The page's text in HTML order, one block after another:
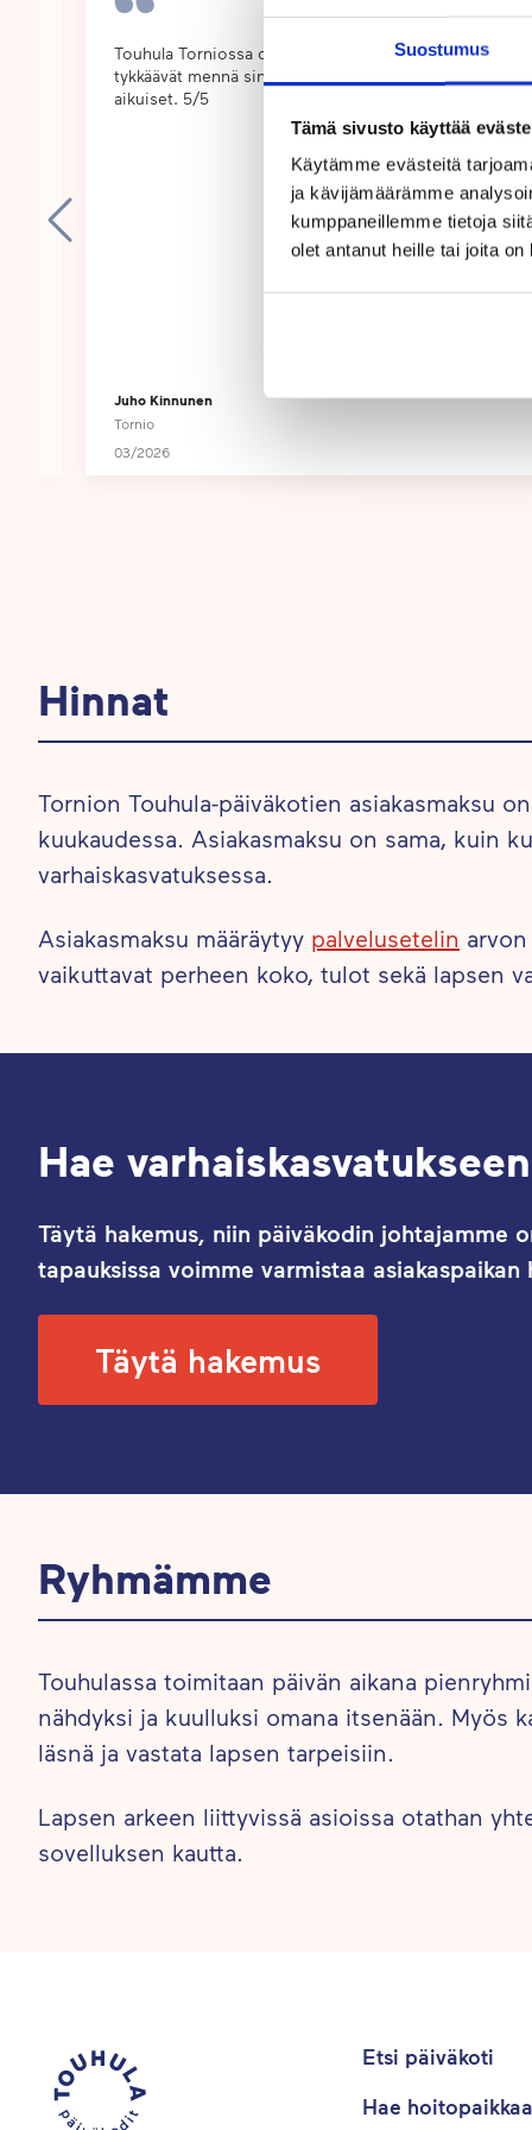
Suostumus
Tämä sivusto käyttää
Käytämme evästeitä
ja kävijämäärämme
kumppaneillemme tietoja
olet antanut heille tai joita
Suosimme avointa tiedonkulkua vanhempien ja
Lähetämme vanhemmille valokuvia lapsista päivän
sovelluksen kautta, jotta vanhemmat pääsevät
lapsensa päivän kulkuun. Olemme aina valmiita
vanhemmalla on kerrottavanaan ja arvostamme
Touhula Torniossa on mahtava meininki, lapset
tykkäävät mennä sinne ja aina vastassa tutut
aikuiset. 5/5
Juho Kinnunen
Tornio
03/2026
Hinnat
Tornion Touhula-päiväkotien asiakasmaksu
kuukaudessa. Asiakasmaksu on sama, kuin
varhaiskasvatuksessa.
Asiakasmaksu määräytyy palvelusetelin
vaikuttavat perheen koko, tulot sekä lapsen
Hae varhaiskasvatukseen
Täytä hakemus, niin päiväkodin johtajamme
tapauksissa voimme varmistaa
Täytä hakemus
Ryhmämme
Touhulassa toimitaan päivän aikana
nähdyksi ja kuulluksi omana itsenään. Myös
läsnä ja vastata lapsen tarpeisiin.
Lapsen arkeen liittyvissä asioissa otathan
sovelluksen kautta.
Etsi päiväkoti
Hae hoitopaikkaa